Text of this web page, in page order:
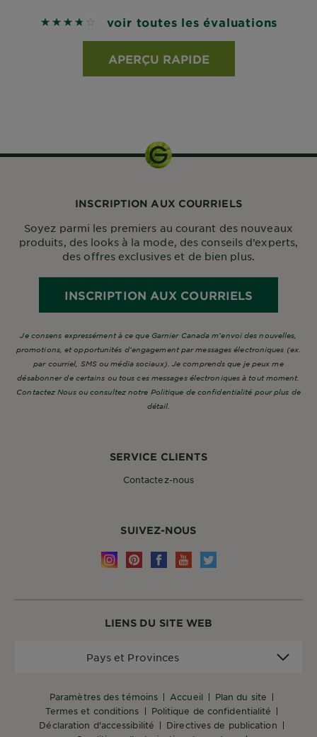
3.7954 out of 5 stars based on reviews
voir toutes les évaluations
APERÇU RAPIDE
LIENS DU SITE WEB
paramètres des témoins accueil
plan du site
termes et conditions
politique de confidentialité
déclaration d'accessibilité
directives de publication
Pays et Provinces
SERVICE CLIENTS
Contactez-nous
SUIVEZ-NOUS
INSCRIPTION AUX COURRIELS
Soyez parmi les premiers au courant des nouveaux
produits, des looks à la mode, des conseils d’experts,
des offres exclusives et de bien plus.
INSCRIPTION AUX COURRIELS
Je consens expressément à ce que Garnier Canada m’envoi des nouvelles,
promotions, et opportunités d’engagement par messages électroniques (ex.
par courriel, SMS ou média sociaux). Je comprends que je peux me
désabonner de certains ou tous ces messages électroniques à tout moment.
Contactez Nous ou consultez notre Politique de confidentialité pour plus de
détail.